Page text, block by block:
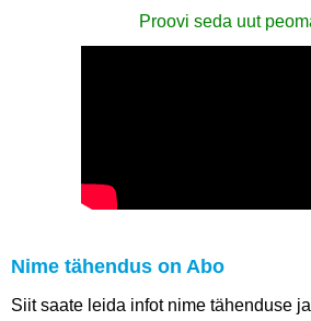
Proovi seda uut
Nime tähendus on Abo
Siit saate leida infot nime tähenduse